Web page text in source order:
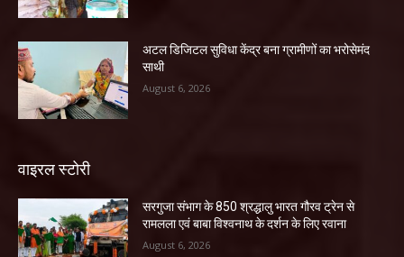
अटल डिजिटल सुविधा केंद्र बना ग्रामीणों का भरोसेमंद
साथी
August 6, 2026
वाइरल स्टोरी
सरगुजा संभाग के 850 श्रद्धालु भारत गौरव ट्रेन से
रामलला एवं बाबा विश्वनाथ के दर्शन के लिए रवाना
August 6, 2026